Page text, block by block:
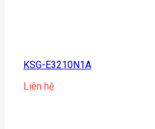
KSG-E3210N1A
Liên hệ